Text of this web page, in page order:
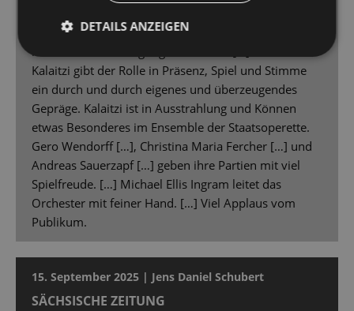
„Kinostar!“ startet die Staatsoperette Dresden ihre
neue Saison auf vergnügliche Weise. […] Dimitra
Kalaitzi gibt der Rolle in Präsenz, Spiel und Stimme
ein durch und durch eigenes und überzeugendes
Gepräge. Kalaitzi ist in Ausstrahlung und Können
etwas Besonderes im Ensemble der Staatsoperette.
Gero Wendorff […], Christina Maria Fercher […] und
Andreas Sauerzapf […] geben ihre Partien mit viel
Spielfreude. […] Michael Ellis Ingram leitet das
Orchester mit feiner Hand. […] Viel Applaus vom
Publikum.
15. September 2025 | Jens Daniel Schubert
SÄCHSISCHE ZEITUNG
DETAILS ANZEIGEN